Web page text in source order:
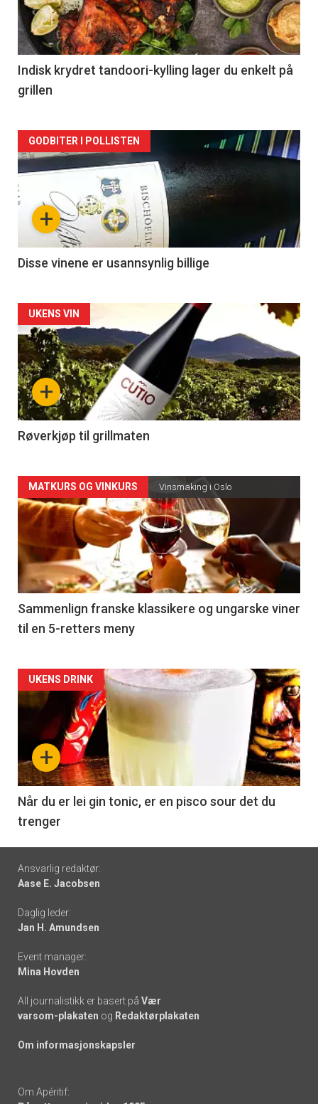
nå
-
2
Indisk krydret tandoori-kylling lager du enkelt på
grillen
Forsiden
akkurat
nå
3
+
GODBITER I POLLISTEN
Disse vinene er usannsynlig billige
Forsiden
akkurat
nå
-
4
+
UKENS VIN
Røverkjøp til grillmaten
Forsiden
akkurat
nå
-
5
MATKURS OG VINKURS Vinsmaking i Oslo
Sammenlign franske klassikere og ungarske viner
til en 5-retters meny
Forsiden
akkurat
nå
-
6
+
UKENS DRINK
Når du er lei gin tonic, er en pisco sour det du
trenger
Footer
-
links
Ansvarlig redaktør:
Aase E. Jacobsen
Daglig leder:
Jan H. Amundsen
Event manager:
Mina Hovden
All journalistikk er basert på Vær
varsom-plakaten og Redaktørplakaten
Om informasjonskapsler
Om Apéritif: